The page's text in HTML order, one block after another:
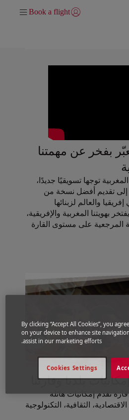
الصفحةتسجيل الدخول | انضم)
Book a flight
بفخر عن مهمتنا
توجها تسويقيًا جديدًا،
تقديم أفضل نسخة من
والعالم لزبنائها
بهويتنا المغربية والإفريقية،
المرجعية على مستوى القارة
بلدنا وقارتنا
تقدم إمكانيات هائلة
الثقافية، التكنولوجية
By clicking “Accept All Cookies”, you
on your device to enhance site
assist in our marketing efforts.
Cookies Settings